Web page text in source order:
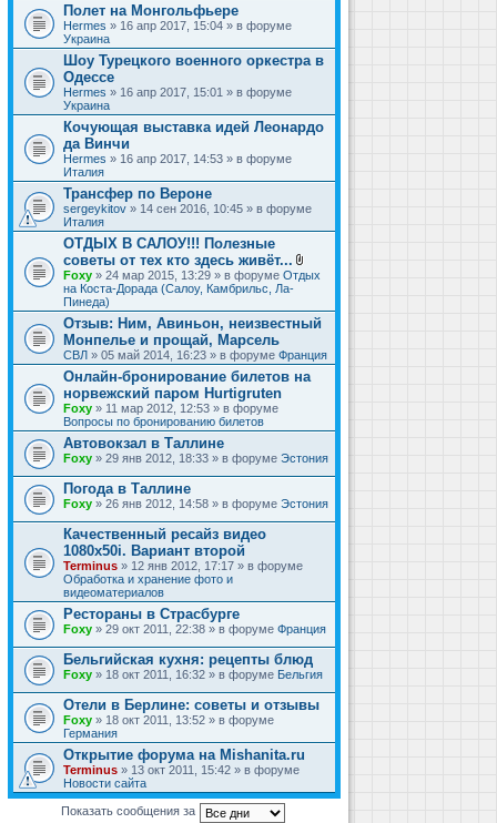
Полет на Монгольфьере
Hermes » 16 апр 2017, 15:04 » в форуме
Украина
Шоу Турецкого военного оркестра в
Одессе
Hermes » 16 апр 2017, 15:01 » в форуме
Украина
Кочующая выставка идей Леонардо
да Винчи
Hermes » 16 апр 2017, 14:53 » в форуме
Италия
Трансфер по Вероне
sergeykitov » 14 сен 2016, 10:45 » в форуме
Италия
ОТДЫХ В САЛОУ!!! Полезные
советы от тех кто здесь живёт...
В
л
ж
е
и
я
Foxy » 24 мар 2015, 13:29 » в форуме Отдых
на Коста-Дорада (Салоу, Камбрильс, Ла-
Пинеда)
Отзыв: Ним, Авиньон, неизвестный
Монпелье и прощай, Марсель
СВЛ » 05 май 2014, 16:23 » в форуме Франция
Онлайн-бронирование билетов на
норвежский паром Hurtigruten
Foxy » 11 мар 2012, 12:53 » в форуме
Вопросы по бронированию билетов
Автовокзал в Таллине
Foxy » 29 янв 2012, 18:33 » в форуме Эстония
Погода в Таллине
Foxy » 26 янв 2012, 14:58 » в форуме Эстония
Качественный ресайз видео
1080x50i. Вариант второй
Terminus » 12 янв 2012, 17:17 » в форуме
Обработка и хранение фото и
видеоматериалов
Рестораны в Страсбурге
Foxy » 29 окт 2011, 22:38 » в форуме Франция
Бельгийская кухня: рецепты блюд
Foxy » 18 окт 2011, 16:32 » в форуме Бельгия
Отели в Берлине: советы и отзывы
Foxy » 18 окт 2011, 13:52 » в форуме
Германия
Открытие форума на Mishanita.ru
Terminus » 13 окт 2011, 15:42 » в форуме
Новости сайта
Показать сообщения за